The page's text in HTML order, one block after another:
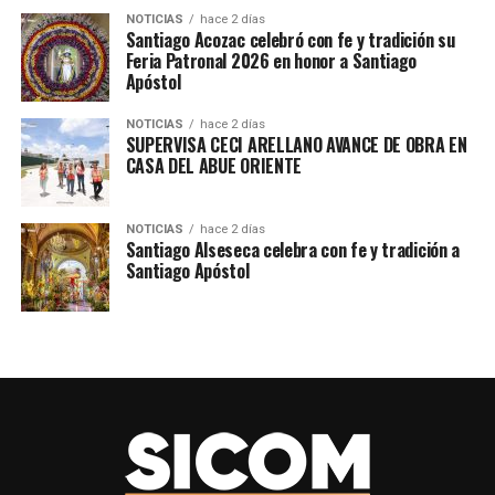
#PorAmorAPuebla
TEMAS RELACIONADOS
SIGUE CON
Celebran 45 años de historia y servicio educativo en la
Telesecundaria Rodolfo Sánchez Taboada
Reconocen a 14 docentes de Acatzingo por su
destacada trayectoria en la educación
NOTICIAS hace 2 días
Santiago Acozac celebró con fe y tradición su
Feria Patronal 2026 en honor a Santiago
Apóstol
NOTICIAS hace 2 días
SUPERVISA CECI ARELLANO AVANCE DE OBRA EN
CASA DEL ABUE ORIENTE
NOTICIAS hace 2 días
Santiago Alseseca celebra con fe y tradición a
Santiago Apóstol